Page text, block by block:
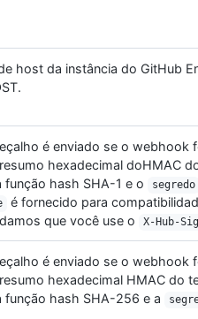
host da instância do GitHub
é enviado se o webhook
hexadecimal doHMAC
função hash SHA-1 e o
segredo
é fornecido para
que você use o
X-Hub-
é enviado se o webhook
hexadecimal HMAC do
função hash SHA-256 e a